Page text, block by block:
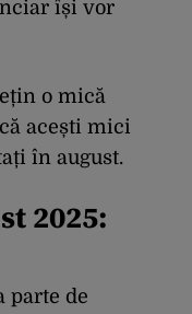
își vor
o mică
acești mici
în august.
2025:
parte de